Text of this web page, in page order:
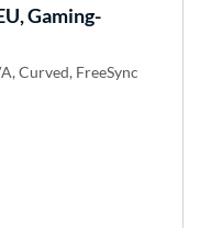
Gaming-
Curved, FreeSync